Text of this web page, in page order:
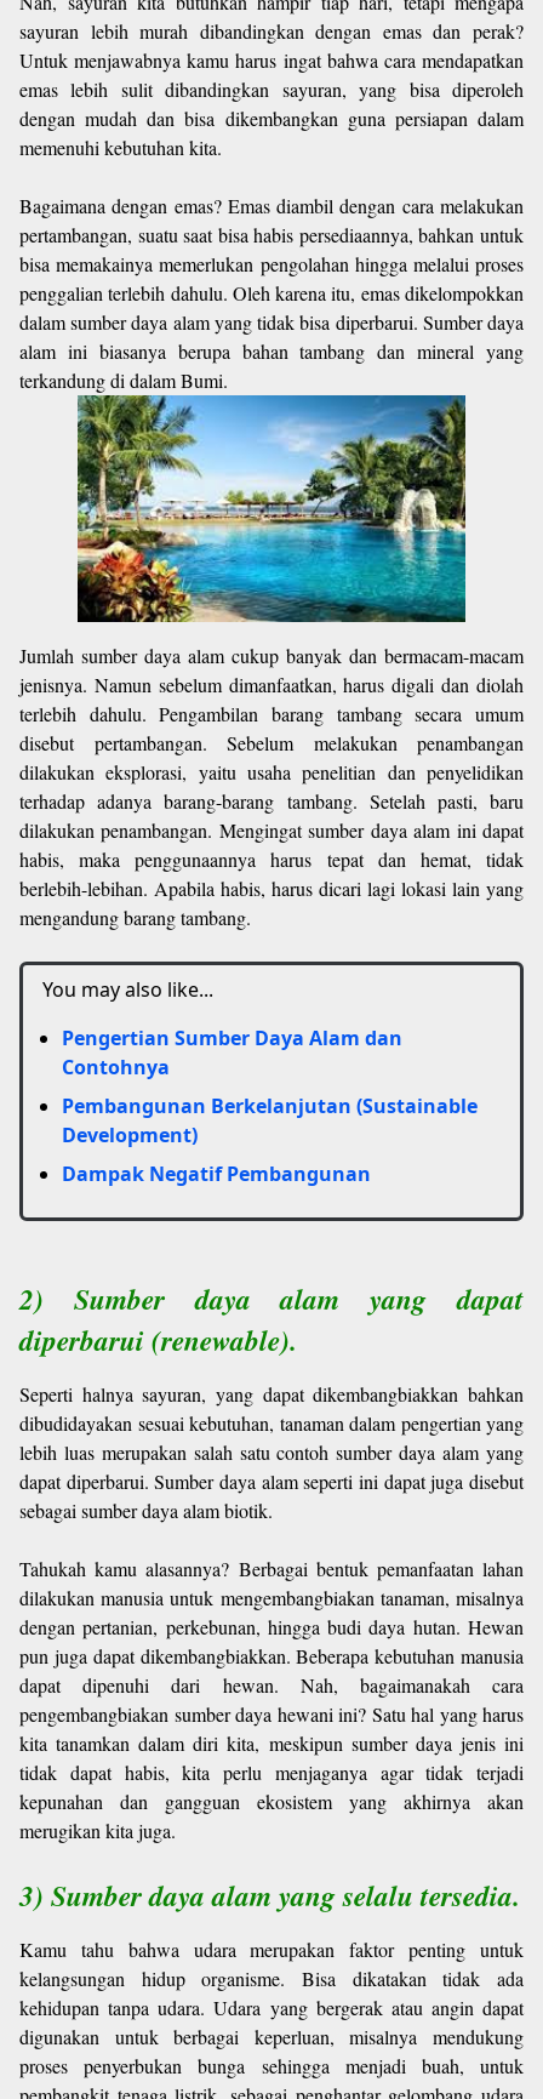
sayuran lebih murah dibandingkan dengan emas dan perak?
Untuk menjawabnya kamu harus ingat bahwa cara mendapatkan
emas lebih sulit dibandingkan sayuran, yang bisa diperoleh
dengan mudah dan bisa dikembangkan guna persiapan dalam
memenuhi kebutuhan kita.
Bagaimana dengan emas? Emas diambil dengan cara melakukan
pertambangan, suatu saat bisa habis persediaannya, bahkan untuk
bisa memakainya memerlukan pengolahan hingga melalui proses
penggalian terlebih dahulu. Oleh karena itu, emas dikelompokkan
dalam sumber daya alam yang tidak bisa diperbarui. Sumber daya
alam ini biasanya berupa bahan tambang dan mineral yang
terkandung di dalam Bumi.
Jumlah sumber daya alam cukup banyak dan bermacam-macam
jenisnya. Namun sebelum dimanfaatkan, harus digali dan diolah
terlebih dahulu. Pengambilan barang tambang secara umum
disebut pertambangan. Sebelum melakukan penambangan
dilakukan eksplorasi, yaitu usaha penelitian dan penyelidikan
terhadap adanya barang-barang tambang. Setelah pasti, baru
dilakukan penambangan. Mengingat sumber daya alam ini dapat
habis, maka penggunaannya harus tepat dan hemat, tidak
berlebih-lebihan. Apabila habis, harus dicari lagi lokasi lain yang
mengandung barang tambang.
You may also like...
Pengertian Sumber Daya Alam dan
Contohnya
Pembangunan Berkelanjutan (Sustainable
Development)
Dampak Negatif Pembangunan
2) Sumber daya alam yang dapat
diperbarui (renewable).
Seperti halnya sayuran, yang dapat dikembangbiakkan bahkan
dibudidayakan sesuai kebutuhan, tanaman dalam pengertian yang
lebih luas merupakan salah satu contoh sumber daya alam yang
dapat diperbarui. Sumber daya alam seperti ini dapat juga disebut
sebagai sumber daya alam biotik.
Tahukah kamu alasannya? Berbagai bentuk pemanfaatan lahan
dilakukan manusia untuk mengembangbiakan tanaman, misalnya
dengan pertanian, perkebunan, hingga budi daya hutan. Hewan
pun juga dapat dikembangbiakkan. Beberapa kebutuhan manusia
dapat dipenuhi dari hewan. Nah, bagaimanakah cara
pengembangbiakan sumber daya hewani ini? Satu hal yang harus
kita tanamkan dalam diri kita, meskipun sumber daya jenis ini
tidak dapat habis, kita perlu menjaganya agar tidak terjadi
kepunahan dan gangguan ekosistem yang akhirnya akan
merugikan kita juga.
3) Sumber daya alam yang selalu tersedia.
Kamu tahu bahwa udara merupakan faktor penting untuk
kelangsungan hidup organisme. Bisa dikatakan tidak ada
kehidupan tanpa udara. Udara yang bergerak atau angin dapat
digunakan untuk berbagai keperluan, misalnya mendukung
proses penyerbukan bunga sehingga menjadi buah, untuk